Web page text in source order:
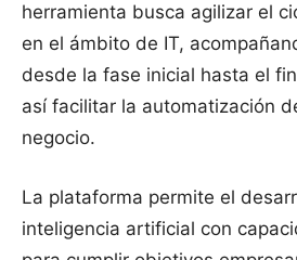
herramienta busca agilizar el
en el ámbito de IT,
desde la fase inicial hasta el
así facilitar la automatización
negocio.
La plataforma permite el
inteligencia artificial con